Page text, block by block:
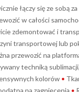
łączy się ze sobą
w całości
zdemontować i
transportowej lub
przewozić na
techniką
kolorów •